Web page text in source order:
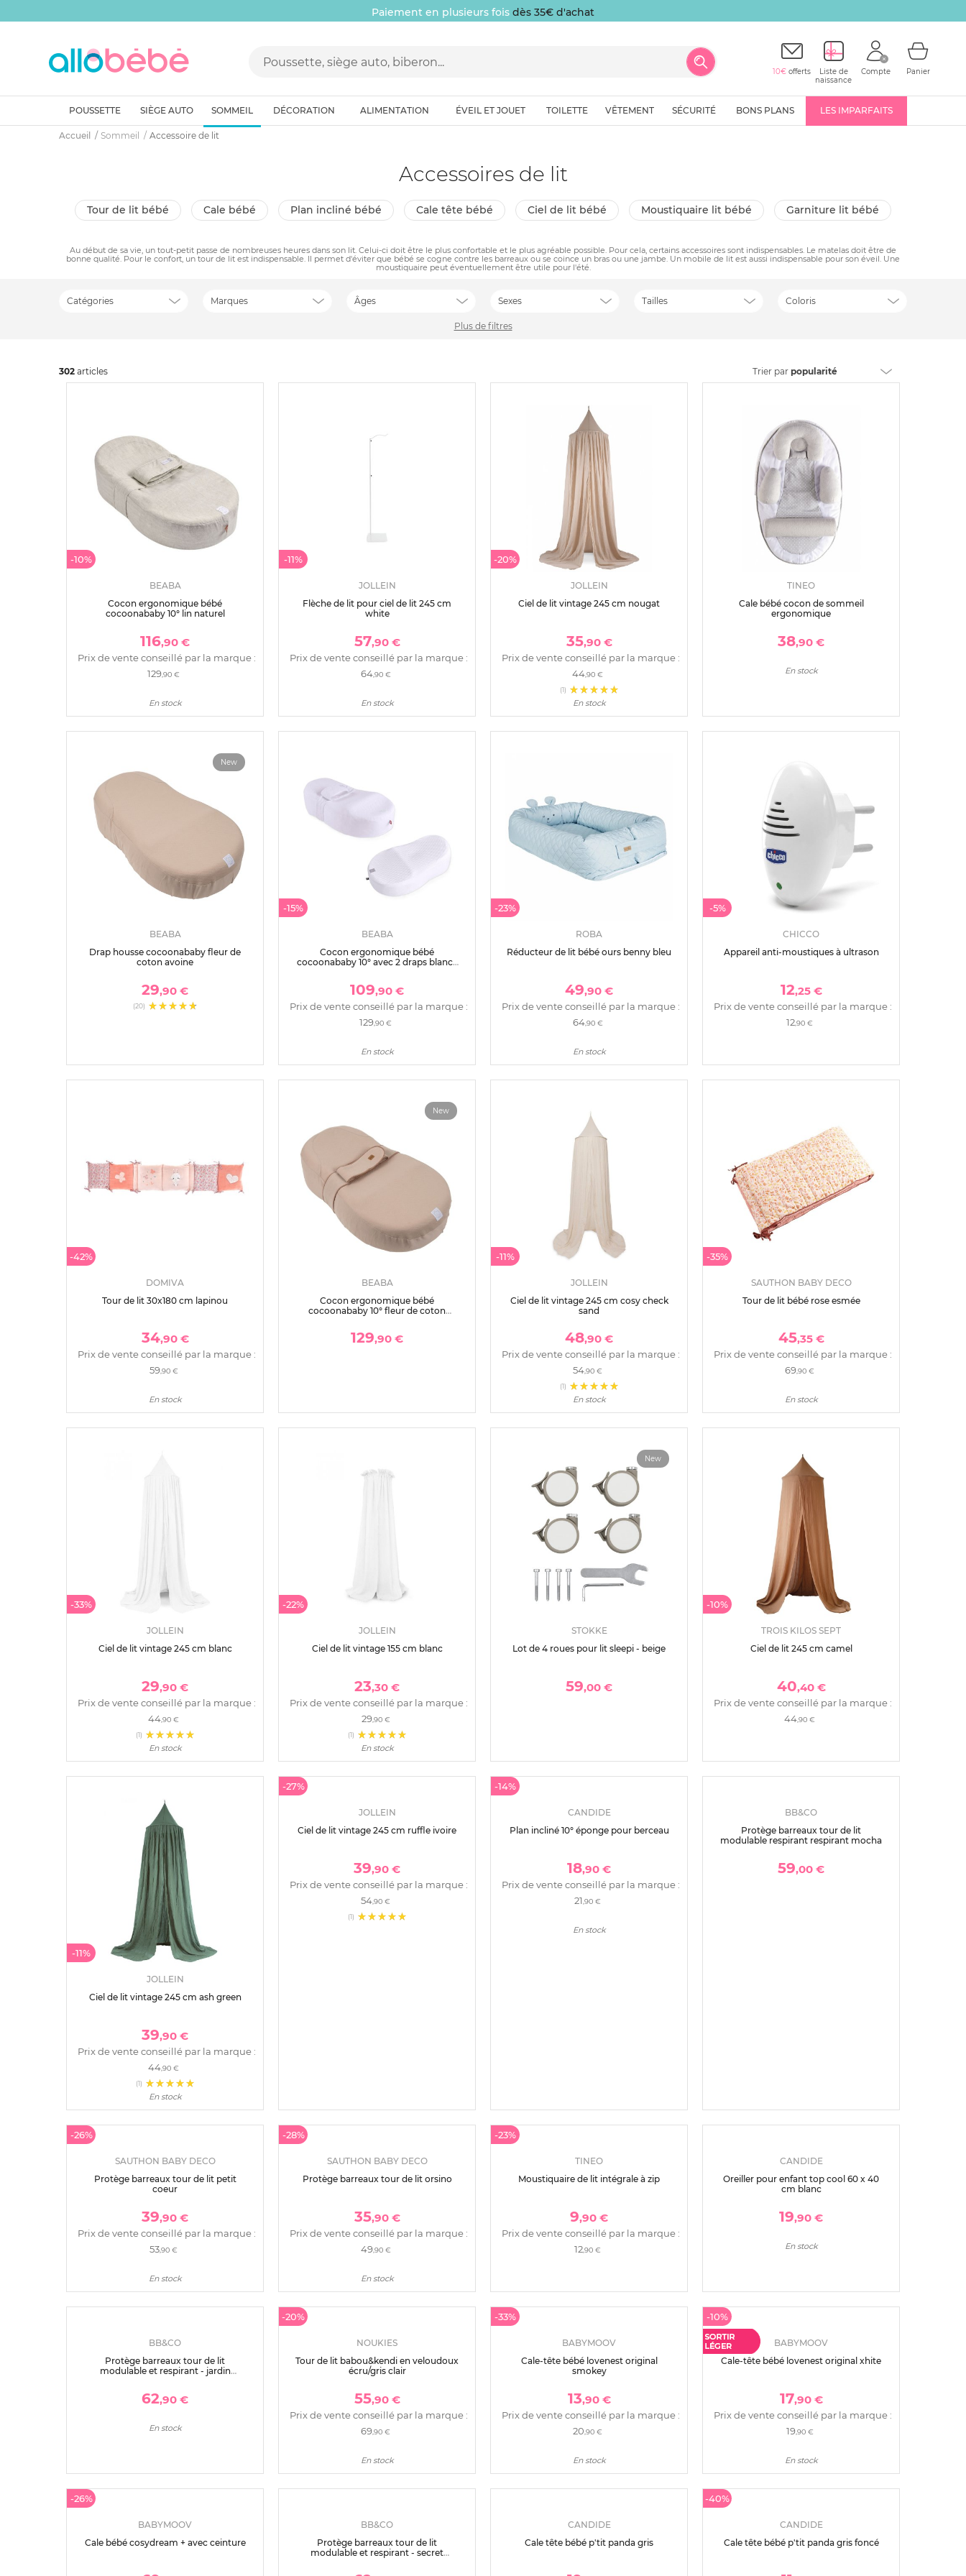
Paiement en plusieurs fois dès 35€ d'achat
10€ offerts
Liste de
naissance
Compte Panier
POUSSETTE SIÈGE AUTO SOMMEIL DÉCORATION ALIMENTATION ÉVEIL ET JOUET TOILETTE VÊTEMENT SÉCURITÉ BONS PLANS LES IMPARFAITS
Accueil Sommeil Accessoire de lit
Accessoires de lit
tour de lit bébé cale bébé plan incliné bébé cale tête bébé ciel de lit bébé moustiquaire lit bébé garniture lit bébé
Au début de sa vie, un tout-petit passe de nombreuses heures dans son lit. Celui-ci doit être le plus confortable et le plus agréable possible. Pour cela, certains accessoires sont indispensables. Le matelas doit être de
bonne qualité. Pour le confort, un tour de lit est indispensable. Il permet d'éviter que bébé se cogne contre les barreaux ou se coince un bras ou une jambe. Un mobile de lit est aussi indispensable pour son éveil. Une
moustiquaire peut éventuellement être utile pour l'été.
Catégories Marques Âges Sexes Tailles Coloris
Plus de filtres
302 articles Trier par popularité
-10%
BEABA
Cocon ergonomique bébé
cocoonababy 10° lin naturel
116,90 €
Prix de vente conseillé par la marque :
129,90 €
En stock
-11%
JOLLEIN
Flèche de lit pour ciel de lit 245 cm
white
57,90 €
Prix de vente conseillé par la marque :
64,90 €
En stock
-20%
JOLLEIN
Ciel de lit vintage 245 cm nougat
35,90 €
Prix de vente conseillé par la marque :
44,90 €
(1)
En stock
TINEO
Cale bébé cocon de sommeil
ergonomique
38,90 €
En stock
New
BEABA
Drap housse cocoonababy fleur de
coton avoine
29,90 €
(20)
-15%
BEABA
Cocon ergonomique bébé
cocoonababy 10° avec 2 draps blancs
109,90 €
Prix de vente conseillé par la marque :
129,90 €
En stock
-23%
ROBA
Réducteur de lit bébé ours benny bleu
49,90 €
Prix de vente conseillé par la marque :
64,90 €
En stock
-5%
CHICCO
Appareil anti-moustiques à ultrason
12,25 €
Prix de vente conseillé par la marque :
12,90 €
-42%
DOMIVA
Tour de lit 30x180 cm lapinou
34,90 €
Prix de vente conseillé par la marque :
59,90 €
En stock
New
BEABA
Cocon ergonomique bébé
cocoonababy 10° fleur de coton
129,90 €
-11%
JOLLEIN
Ciel de lit vintage 245 cm cosy check
sand
48,90 €
Prix de vente conseillé par la marque :
54,90 €
(1)
En stock
-35%
SAUTHON BABY DECO
Tour de lit bébé rose esmée
45,35 €
Prix de vente conseillé par la marque :
69,90 €
En stock
-33%
JOLLEIN
Ciel de lit vintage 245 cm blanc
29,90 €
Prix de vente conseillé par la marque :
44,90 €
(1)
En stock
-22%
JOLLEIN
Ciel de lit vintage 155 cm blanc
23,30 €
Prix de vente conseillé par la marque :
29,90 €
(1)
En stock
New
STOKKE
Lot de 4 roues pour lit sleepi - beige
59,00 €
-10%
TROIS KILOS SEPT
Ciel de lit 245 cm camel
40,40 €
Prix de vente conseillé par la marque :
44,90 €
-11%
JOLLEIN
Ciel de lit vintage 245 cm ash green
39,90 €
Prix de vente conseillé par la marque :
44,90 €
(1)
En stock
Protège barreaux tour de lit petit
Prix de vente conseillé par la marque :
Protège barreaux tour de lit orsino
Prix de vente conseillé par la marque :
49,90 €
Moustiquaire de lit intégrale à zip
Prix de vente conseillé par la marque :
12,90 €
Oreiller pour enfant top cool 60 x 40
cm blanc
En stock